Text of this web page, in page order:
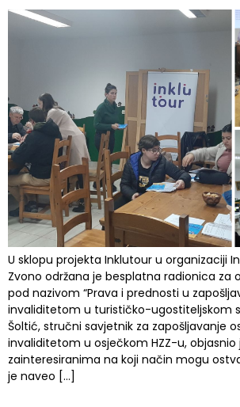
U sklopu projekta Inklutour u organizaciji
Zvono održana je besplatna radionica za
pod nazivom “Prava i prednosti u
invaliditetom u turističko-ugostiteljskom
Šoltić, stručni savjetnik za zapošljavanje
invaliditetom u osječkom HZZ-u, objasnio
zainteresiranima na koji način mogu
je naveo […]